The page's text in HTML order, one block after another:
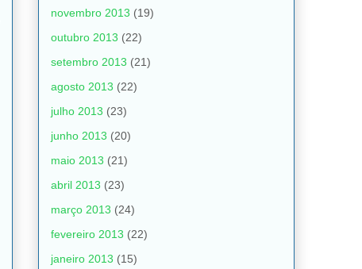
novembro 2013 (19)
outubro 2013 (22)
setembro 2013 (21)
agosto 2013 (22)
julho 2013 (23)
junho 2013 (20)
maio 2013 (21)
abril 2013 (23)
março 2013 (24)
fevereiro 2013 (22)
janeiro 2013 (15)